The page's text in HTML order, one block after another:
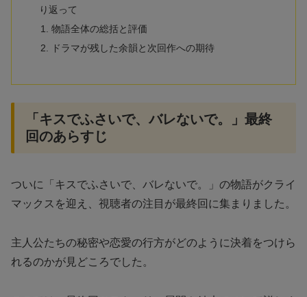
り返って
物語全体の総括と評価
ドラマが残した余韻と次回作への期待
「キスでふさいで、バレないで。」最終
回のあらすじ
ついに「キスでふさいで、バレないで。」の物語がクライ
マックスを迎え、視聴者の注目が最終回に集まりました。
主人公たちの秘密や恋愛の行方がどのように決着をつけら
れるのかが見どころでした。